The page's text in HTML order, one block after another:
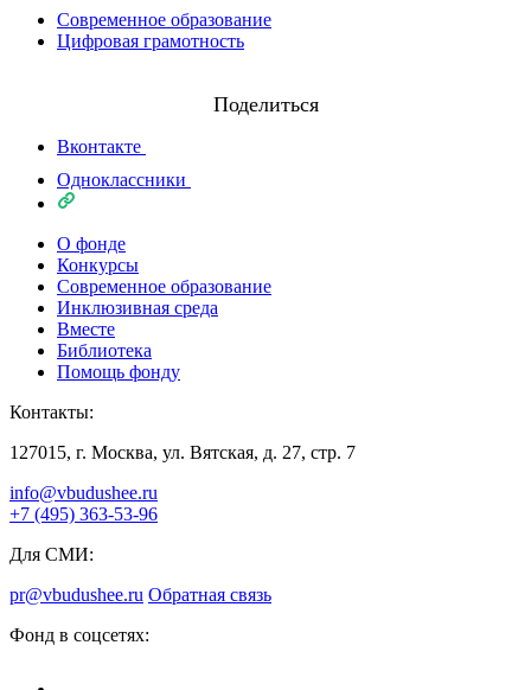
Современное образование
Цифровая грамотность
Поделиться
Вконтакте
Одноклассники
О фонде
Конкурсы
Современное образование
Инклюзивная среда
Вместе
Библиотека
Помощь фонду
Контакты:
127015, г. Москва, ул. Вятская, д. 27, стр. 7
info@vbudushee.ru
+7 (495) 363-53-96
Для СМИ:
pr@vbudushee.ru Обратная связь
Фонд в соцсетях: